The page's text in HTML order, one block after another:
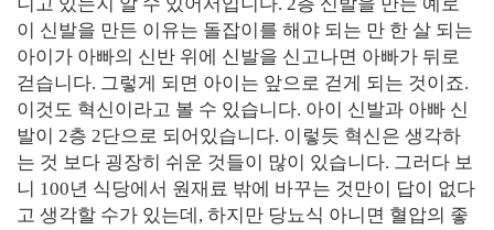
이 신발을 만든 이유는 돌잡이를 해야 되는 만 한 살 되는
아이가 아빠의 신반 위에 신발을 신고나면 아빠가 뒤로
걷습니다. 그렇게 되면 아이는 앞으로 걷게 되는 것이죠.
이것도 혁신이라고 볼 수 있습니다. 아이 신발과 아빠 신
발이 2층 2단으로 되어있습니다. 이렇듯 혁신은 생각하
는 것 보다 굉장히 쉬운 것들이 많이 있습니다. 그러다 보
니 100년 식당에서 원재료 밖에 바꾸는 것만이 답이 없다
고 생각할 수가 있는데 , 하지만 당뇨식 아니면 혈압의 좋